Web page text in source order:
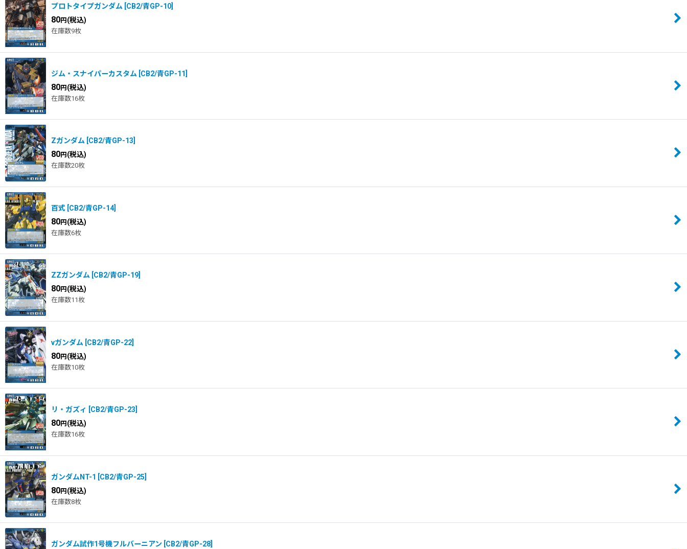
プロトタイプガンダム CB2/青GP-10
80円 (税込)
在庫数9枚
ジム・スナイパーカスタム CB2/青GP-11
80円 (税込)
在庫数16枚
Zガンダム CB2/青GP-13
80円 (税込)
在庫数20枚
百式 CB2/青GP-14]
80円 (税込)
在庫数6枚
ZZガンダム CB2/青GP-19
80円 (税込)
在庫数11枚
νガンダム CB2/青GP-22
80円 (税込)
在庫数10枚
リ・ガズィ CB2/青GP-23
80円 (税込)
在庫数16枚
ガンダムNT-1 CB2/青GP-25
80円 (税込)
在庫数8枚
ガンダム試作1号機フルバーニアン CB2/青GP-28